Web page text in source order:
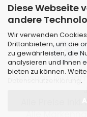
Diese Webseite
andere
Wir verwenden
Drittanbietern, um die
zu gewährleisten, die
analysieren und Ihnen
bieten zu können.
.
Webshopby
Alle Preise